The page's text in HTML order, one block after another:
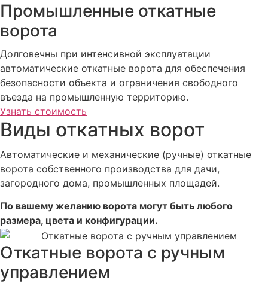
Промышленные откатные
ворота
Долговечны при интенсивной эксплуатации
автоматические откатные ворота для обеспечения
безопасности объекта и ограничения свободного
въезда на промышленную территорию.
Узнать стоимость
Виды откатных ворот
Автоматические и механические (ручные) откатные
ворота собственного производства для дачи,
загородного дома, промышленных площадей.
По вашему желанию ворота могут быть любого
размера, цвета и конфигурации.
Откатные ворота с ручным
управлением